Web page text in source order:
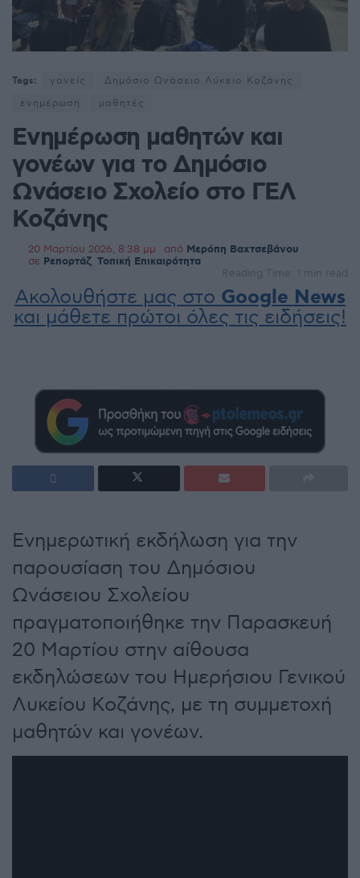
Tags: γονείς
Δημόσιο Ωνάσειο Λύκειο Κοζάνης
ενημέρωση
μαθητές
Ενημέρωση μαθητών και
γονέων για το Δημόσιο
Ωνάσειο Σχολείο στο ΓΕΛ
Κοζάνης
20 Μαρτίου 2026, 8:38 μμ από Μερόπη Βαχτσεβάνου
σε Ρεπορτάζ Τοπική Επικαιρότητα
Reading Time: 1 min read
Ακολουθήστε μας στο Google News
και μάθετε πρώτοι όλες τις ειδήσεις!
Ενημερωτική εκδήλωση για την
παρουσίαση του Δημόσιου
Ωνάσειου Σχολείου
πραγματοποιήθηκε την Παρασκευή
20 Μαρτίου στην αίθουσα
εκδηλώσεων του Ημερήσιου Γενικού
Λυκείου Κοζάνης, με τη συμμετοχή
μαθητών και γονέων.